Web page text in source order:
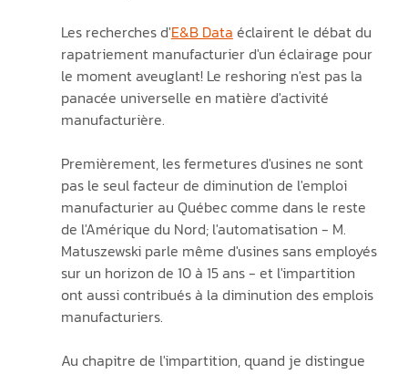
Les recherches d'E&B Data éclairent le débat du
rapatriement manufacturier d'un éclairage pour
le moment aveuglant! Le reshoring n'est pas la
panacée universelle en matière d'activité
manufacturière.
Premièrement, les fermetures d'usines ne sont
pas le seul facteur de diminution de l'emploi
manufacturier au Québec comme dans le reste
de l'Amérique du Nord; l'automatisation - M.
Matuszewski parle même d'usines sans employés
sur un horizon de 10 à 15 ans - et l'impartition
ont aussi contribués à la diminution des emplois
manufacturiers.
Au chapitre de l'impartition, quand je distingue